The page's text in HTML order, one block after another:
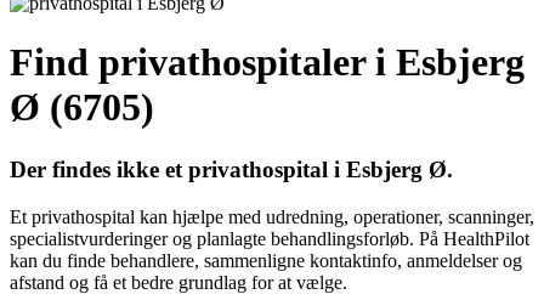
Find privathospitaler i Esbjerg
Ø (6705)
Der findes ikke et privathospital i Esbjerg Ø.
Et privathospital kan hjælpe med udredning, operationer, scanninger,
specialistvurderinger og planlagte behandlingsforløb. På HealthPilot
kan du finde behandlere, sammenligne kontaktinfo, anmeldelser og
afstand og få et bedre grundlag for at vælge.